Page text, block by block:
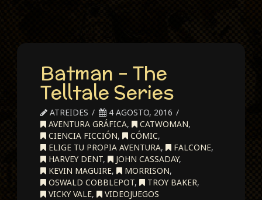
Batman – The
Telltale Series
ATREIDES
4 AGOSTO, 2016
AVENTURA GRÁFICA, CATWOMAN,
CIENCIA FICCIÓN, CÓMIC,
ELIGE TU PROPIA AVENTURA, FALCONE,
HARVEY DENT, JOHN CASSADAY,
KEVIN MAGUIRE, MORRISON,
OSWALD COBBLEPOT, TROY BAKER,
VICKY VALE, VIDEOJUEGOS